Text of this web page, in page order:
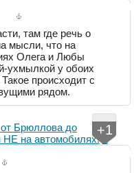
там где речь о
мысли, что на
Олега и Любы
ухмылкой у обоих
происходит с
рядом.
Брюллова до
НЕ на автомобилях!
+1